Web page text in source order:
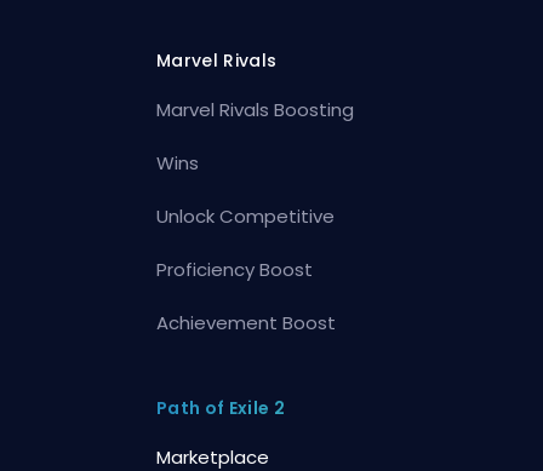
Marvel Rivals
Marvel Rivals Boosting
Wins
Unlock Competitive
Proficiency Boost
Achievement Boost
Path of Exile 2
Marketplace